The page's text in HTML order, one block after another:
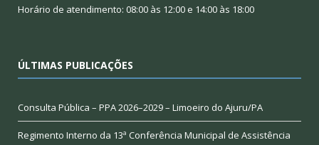
Horário de atendimento: 08:00 às 12:00 e 14:00 às 18:00
ÚLTIMAS PUBLICAÇÕES
Consulta Pública – PPA 2026–2029 – Limoeiro do Ajuru/PA
Regimento Interno da 13ª Conferência Municipal de Assistência